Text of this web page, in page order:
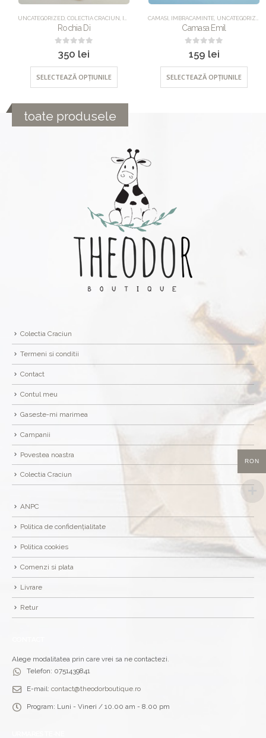
UNCATEGORIZED,COLECTIA CRACIUN,IMBRACAMINTE ,ROCHII
Rochia Di
out of 5
350lei
SELECTEAZĂ OPȚIUNILE
CAMASI,IMBRACAMINTE,UNCATEGORIZED
Camasa Emil
out of 5
159lei
SELECTEAZĂ OPȚIUNILE
toate produsele
Colectia Craciun
Termeni si conditii
Contact
Contul meu
Gaseste-mi marimea
Campanii
Povestea noastra
Colectia Craciun
ANPC
Politica de confidențialitate
Politica cookies
Comenzi si plata
Livrare
Retur
Alege modalitatea prin care vrei sa ne contactezi.
Telefon: 0751439841
E-mail: contact@theodorboutique.ro
Program: Luni - Vineri / 10.00 am - 8.00 pm
RON